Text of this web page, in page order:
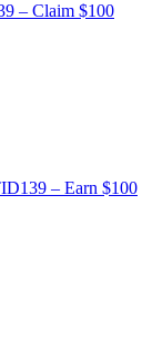
– Claim $100
– Earn $100